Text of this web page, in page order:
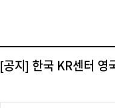
[공지] 한국 KR센터 영